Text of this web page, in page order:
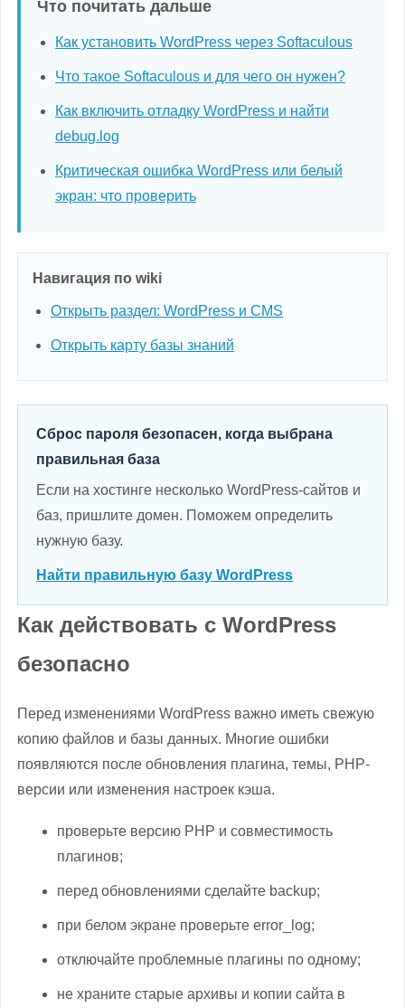
Что почитать дальше
Как установить WordPress через Softaculous
Что такое Softaculous и для чего он нужен?
Как включить отладку WordPress и найти
debug.log
Критическая ошибка WordPress или белый
экран: что проверить
Навигация по wiki
Открыть раздел: WordPress и CMS
Открыть карту базы знаний
Сброс пароля безопасен, когда выбрана
правильная база
Если на хостинге несколько WordPress-сайтов и
баз, пришлите домен. Поможем определить
нужную базу.
Найти правильную базу WordPress
Как действовать с WordPress
безопасно
Перед изменениями WordPress важно иметь свежую
копию файлов и базы данных. Многие ошибки
появляются после обновления плагина, темы, PHP-
версии или изменения настроек кэша.
проверьте версию PHP и совместимость
плагинов;
перед обновлениями сделайте backup;
при белом экране проверьте error_log;
отключайте проблемные плагины по одному;
не храните старые архивы и копии сайта в